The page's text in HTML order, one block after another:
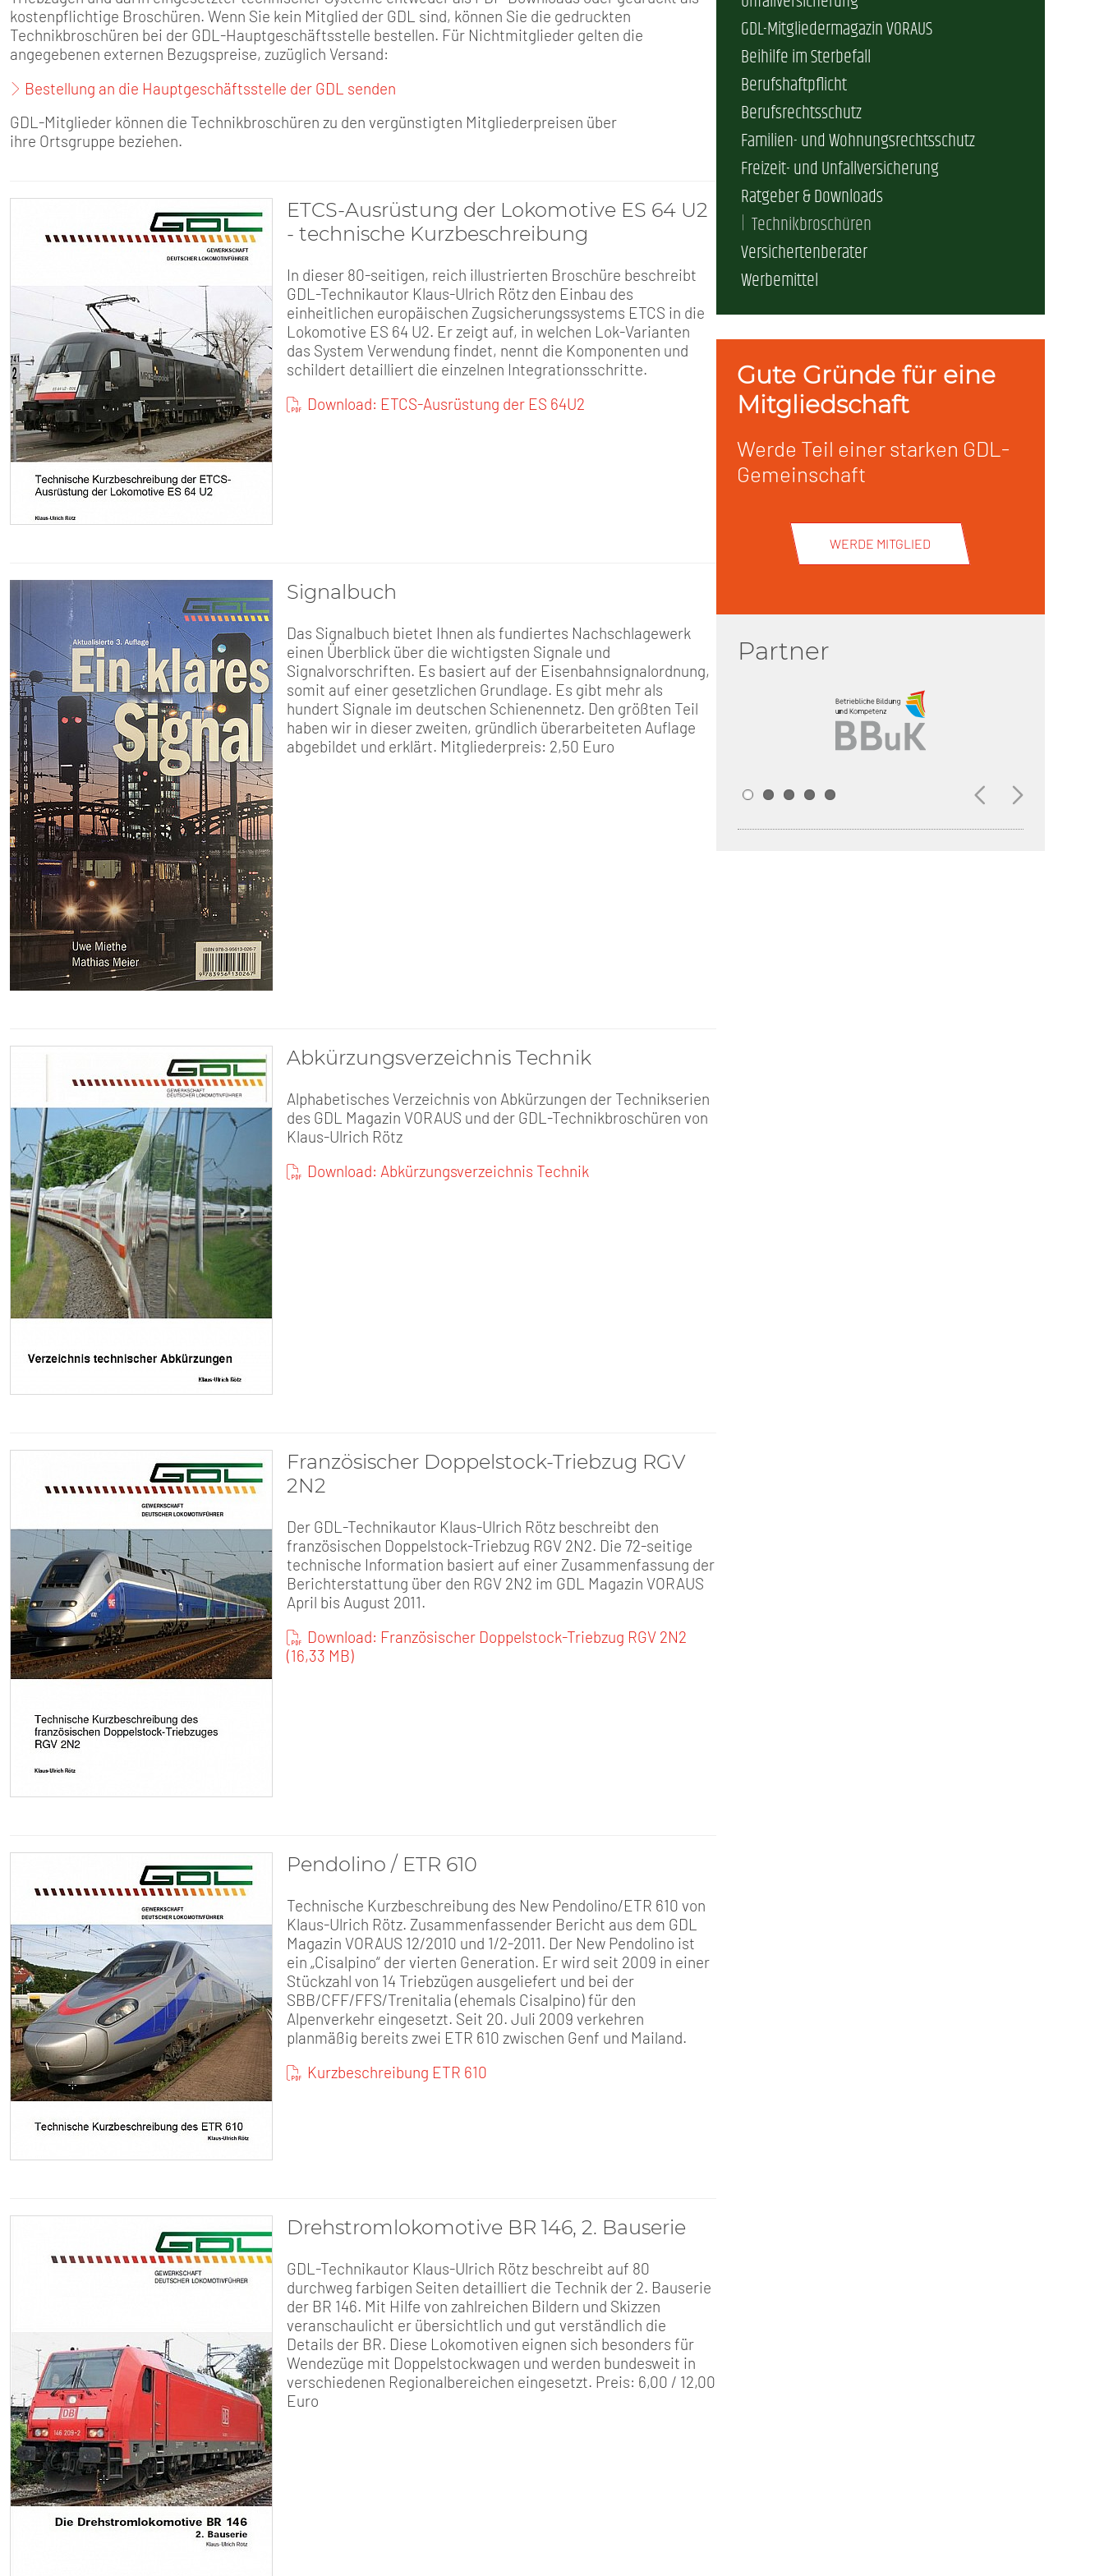
Positionen
Nord
Events & Termine
GDL-Jugend Winter (Ski-Meisterschaft)
Arbeitskreis Seniorenpolitik
TARIF
Schichtarbeit
Grundsätzliche Fünf-Tage-Woche (DB AG)
Erhöhung des Entgeltes - Mehr als nur Plus (DB AG)
SERVICE
Berufshaftpflicht
Familien- und Wohnungsrechtsschutz
Freizeit- und Unfallversicherung
Ratgeber & Downloads
Technikbroschüren
Versichertenberater
Werbemittel
MITGLIEDSCHAFT
Mitgliedsbeiträge
PRESSE
kostenpflichtige Broschüren. Wenn Sie kein Mitglied der GDL sind, können Sie die gedruckten
Technikbroschüren bei der GDL-Hauptgeschäftsstelle bestellen. Für Nichtmitglieder gelten die
angegebenen externen Bezugspreise, zuzüglich Versand:
Bestellung an die Hauptgeschäftsstelle der GDL senden
GDL-Mitglieder können die Technikbroschüren zu den vergünstigten Mitgliederpreisen über
ihre Ortsgruppe beziehen.
ETCS-Ausrüstung der Lokomotive ES 64 U2
- technische Kurzbeschreibung
In dieser 80-seitigen, reich illustrierten Broschüre beschreibt
GDL-Technikautor Klaus-Ulrich Rötz den Einbau des
einheitlichen europäischen Zugsicherungssystems ETCS in die
Lokomotive ES 64 U2. Er zeigt auf, in welchen Lok-Varianten
das System Verwendung findet, nennt die Komponenten und
schildert detailliert die einzelnen Integrationsschritte.
Download: ETCS-Ausrüstung der ES 64U2
Signalbuch
Das Signalbuch bietet Ihnen als fundiertes Nachschlagewerk
einen Überblick über die wichtigsten Signale und
Signalvorschriften. Es basiert auf der Eisenbahnsignalordnung,
somit auf einer gesetzlichen Grundlage. Es gibt mehr als
hundert Signale im deutschen Schienennetz. Den größten Teil
haben wir in dieser zweiten, gründlich überarbeiteten Auflage
abgebildet und erklärt. Mitgliederpreis: 2,50 Euro
Abkürzungsverzeichnis Technik
Alphabetisches Verzeichnis von Abkürzungen der Technikserien
des GDL Magazin VORAUS und der GDL-Technikbroschüren von
Klaus-Ulrich Rötz
Download: Abkürzungsverzeichnis Technik
Französischer Doppelstock-Triebzug RGV
2N2
Der GDL-Technikautor Klaus-Ulrich Rötz beschreibt den
französischen Doppelstock-Triebzug RGV 2N2. Die 72-seitige
technische Information basiert auf einer Zusammenfassung der
Berichterstattung über den RGV 2N2 im GDL Magazin VORAUS
April bis August 2011.
Download: Französischer Doppelstock-Triebzug RGV 2N2
(16,33 MB)
Pendolino / ETR 610
Technische Kurzbeschreibung des New Pendolino/ETR 610 von
Klaus-Ulrich Rötz. Zusammenfassender Bericht aus dem GDL
Magazin VORAUS 12/2010 und 1/2-2011. Der New Pendolino ist
ein „Cisalpino“ der vierten Generation. Er wird seit 2009 in einer
Stückzahl von 14 Triebzügen ausgeliefert und bei der
SBB/CFF/FFS/Trenitalia (ehemals Cisalpino) für den
Alpenverkehr eingesetzt. Seit 20. Juli 2009 verkehren
planmäßig bereits zwei ETR 610 zwischen Genf und Mailand.
Kurzbeschreibung ETR 610
Drehstromlokomotive BR 146, 2. Bauserie
GDL-Technikautor Klaus-Ulrich Rötz beschreibt auf 80
durchweg farbigen Seiten detailliert die Technik der 2. Bauserie
der BR 146. Mit Hilfe von zahlreichen Bildern und Skizzen
veranschaulicht er übersichtlich und gut verständlich die
Details der BR. Diese Lokomotiven eignen sich besonders für
Wendezüge mit Doppelstockwagen und werden bundesweit in
verschiedenen Regionalbereichen eingesetzt. Preis: 6,00 / 12,00
Euro
GDL-Mitgliedermagazin VORAUS
Beihilfe im Sterbefall
Berufshaftpflicht
Berufsrechtsschutz
Familien- und Wohnungsrechtsschutz
Freizeit- und Unfallversicherung
Ratgeber & Downloads
Technikbroschüren
Versichertenberater
Werbemittel
Gute Gründe für eine
Mitgliedschaft
Werde Teil einer starken GDL-
Gemeinschaft
WERDE MITGLIED
Partner